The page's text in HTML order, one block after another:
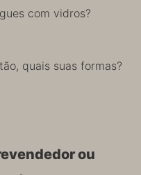
com vidros?
quais suas formas?
ou